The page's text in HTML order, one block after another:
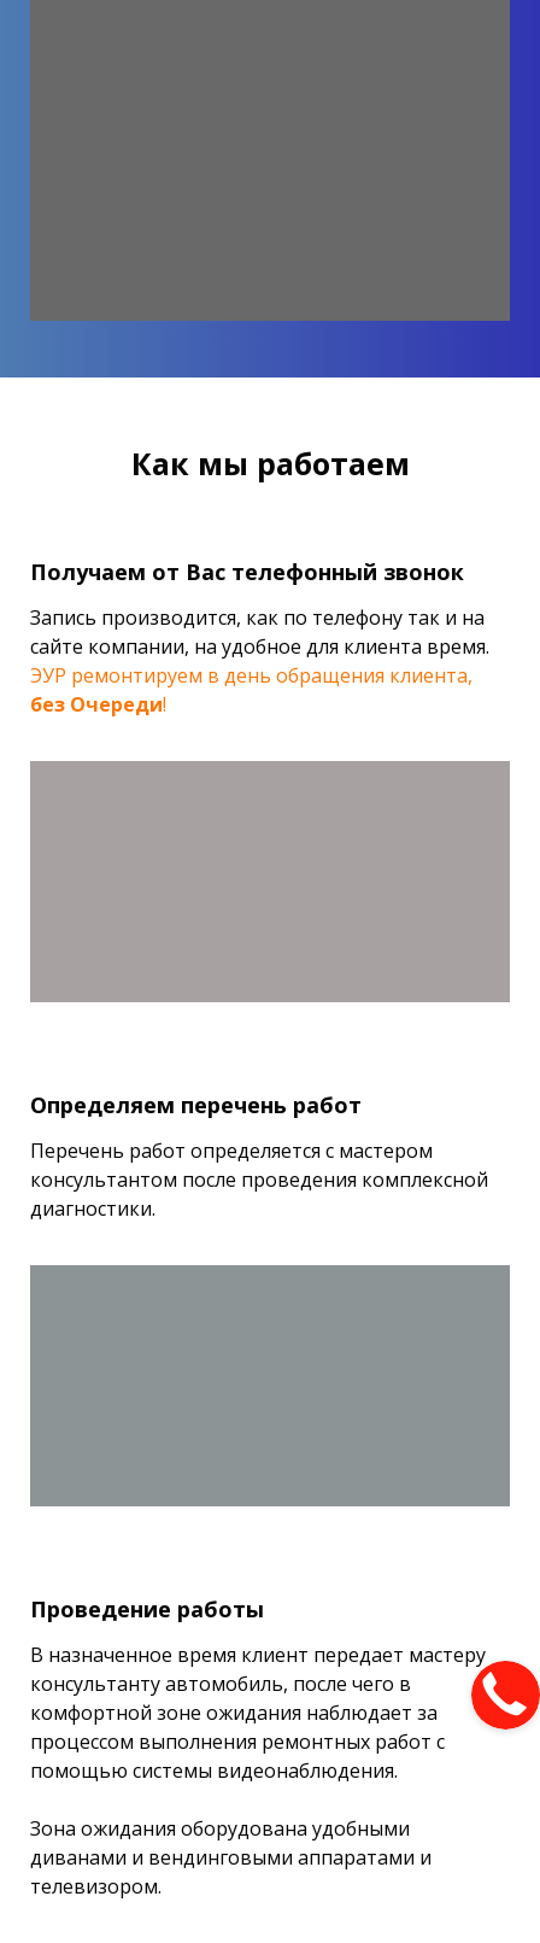
Как мы работаем
Получаем от Вас телефонный звонок
Запись производится, как по телефону так и на
сайте компании, на удобное для клиента время.
ЭУР ремонтируем в день обращения клиента,
без Очереди!
Определяем перечень работ
Перечень работ определяется с мастером
консультантом после проведения комплексной
диагностики.
Проведение работы
В назначенное время клиент передает мастеру
консультанту автомобиль, после чего в
комфортной зоне ожидания наблюдает за
процессом выполнения ремонтных работ с
помощью системы видеонаблюдения.
Зона ожидания оборудована удобными
диванами и вендинговыми аппаратами и
телевизором.